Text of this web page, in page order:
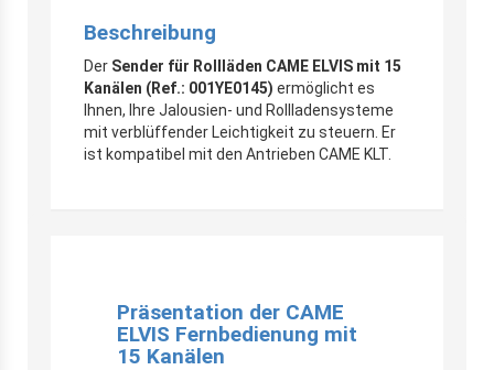
Beschreibung
Der Sender für Rollläden CAME ELVIS mit 15
Kanälen (Ref.: 001YE0145) ermöglicht es
Ihnen, Ihre Jalousien- und Rollladensysteme
mit verblüffender Leichtigkeit zu steuern. Er
ist kompatibel mit den Antrieben CAME KLT.
Präsentation der CAME
ELVIS Fernbedienung mit
15 Kanälen